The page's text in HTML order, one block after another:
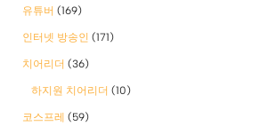
유튜버 (169)
인터넷 방송인 (171)
치어리더 (36)
하지원 치어리더 (10)
코스프레 (59)